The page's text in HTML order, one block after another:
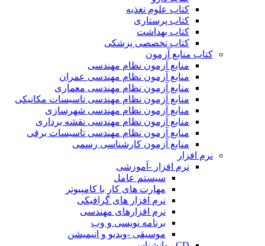
کتاب علوم تغذیه
کتاب پرستاری
کتاب بهداشت
کتاب تخصصی پزشکی
کتاب منابع آزمون
منابع آزمون نظام مهندسی
منابع آزمون نظام مهندسی عمران
منابع آزمون نظام مهندسی معماری
منابع آزمون نظام مهندسی تاسیسات مکانیکی
منابع آزمون نظام مهندسی شهرسازی
منابع آزمون نظام مهندسی نقشه برداری
منابع آزمون نظام مهندسی تاسیسات برقی
منابع آزمون کارشناسی رسمی
نرم افزار
نرم افزار -آموزشی
سیستم عامل
مهارت های کار با کامپیوتر
نرم افزار های گرافیکی
نرم افزارهای مهندسی
برنامه نویسی و وب
موسیقی -ویدیو و انیمیشن